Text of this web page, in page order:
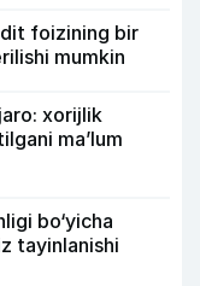
foizining bir
mumkin
xorijlik
ma’lum
bo‘yicha
tayinlanishi